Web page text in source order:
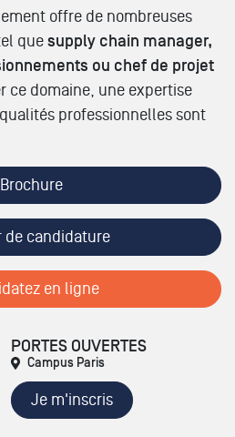
offre de nombreuses
que supply chain manager,
ou chef de projet
ce domaine, une expertise
professionnelles sont
Brochure
de candidature
en ligne
PORTES OUVERTES
Campus Paris
Je m'inscris